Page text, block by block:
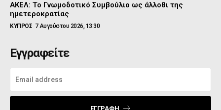
ΑΚΕΛ: Το Γνωμοδοτικό Συμβούλιο ως άλλοθι της
ημετεροκρατίας
ΚΥΠΡΟΣ 7 Αυγούστου 2026, 13:30
Εγγραφείτε
ΕΓΓΡΑΦΉ